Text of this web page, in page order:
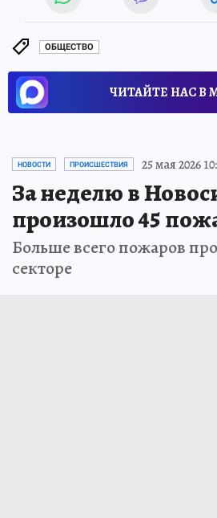
ОБЩЕСТВО
ЧИТАЙТЕ НАС В
НОВОСТИ ПРОИСШЕСТВИЯ 25 мая 2026
За неделю в
произошло 45
Больше всего пожаров
секторе